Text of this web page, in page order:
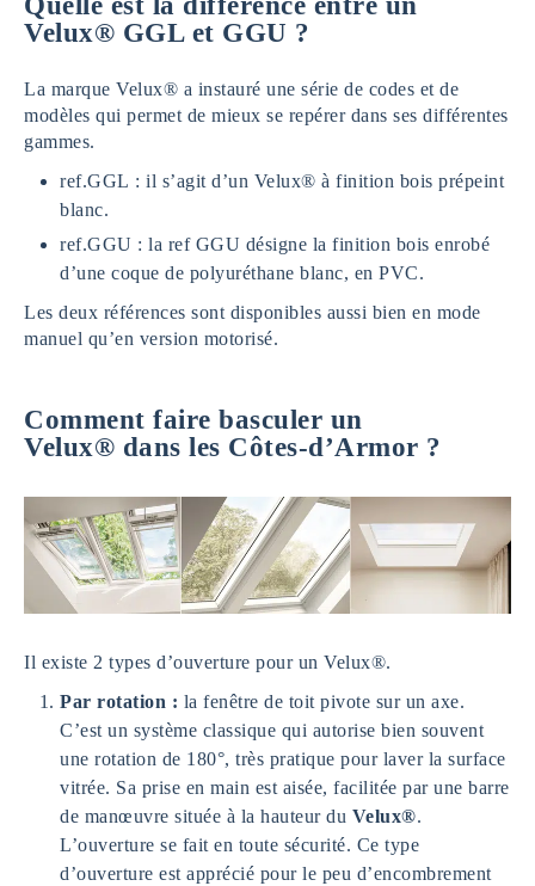
Velux® GGL et GGU ?
La marque Velux® a instauré une série de codes et de
modèles qui permet de mieux se repérer dans ses différentes
gammes.
ref.GGL : il s’agit d’un Velux® à finition bois prépeint
blanc.
ref.GGU : la ref GGU désigne la finition bois enrobé
d’une coque de polyuréthane blanc, en PVC.
Les deux références sont disponibles aussi bien en mode
manuel qu’en version motorisé.
Comment faire basculer un
Velux® dans les Côtes-d’Armor ?
Il existe 2 types d’ouverture pour un Velux®.
Par rotation : la fenêtre de toit pivote sur un axe.
C’est un système classique qui autorise bien souvent
une rotation de 180°, très pratique pour laver la surface
vitrée. Sa prise en main est aisée, facilitée par une barre
de manœuvre située à la hauteur du Velux®.
L’ouverture se fait en toute sécurité. Ce type
d’ouverture est apprécié pour le peu d’encombrement